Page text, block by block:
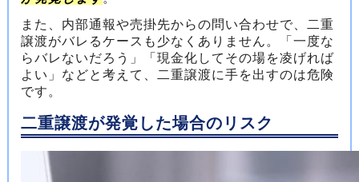
また、内部通報や売掛先からの問い合わせで、二重
譲渡がバレるケースも少なくありません。「一度な
らバレないだろう」「現金化してその場を凌げれば
よい」などと考えて、二重譲渡に手を出すのは危険
です。
二重譲渡が発覚した場合のリスク